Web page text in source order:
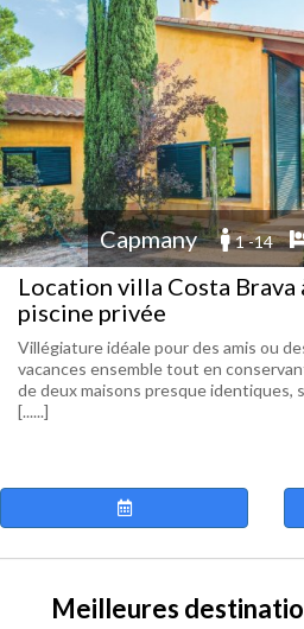
Capmany 1 -14
Location villa Costa Brava
piscine privée
Villégiature idéale pour des amis ou
vacances ensemble tout en
de deux maisons presque identiques,
[......]
Meilleures